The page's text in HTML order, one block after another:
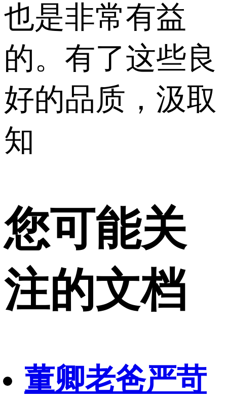
也是非常有益
的。有了这些良
好的品质，汲取
知
您可能关
注的文档
董卿老爸严苛